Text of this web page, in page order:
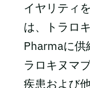
イヤリティ
は、トラロ
Pharmaに供
ラロキヌマ
疾患および